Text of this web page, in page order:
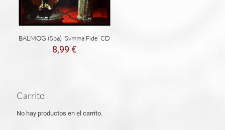
BALMOG (Spa) ‘Svmma Fide’ CD
8,99€
Carrito
No hay productos en el carrito.